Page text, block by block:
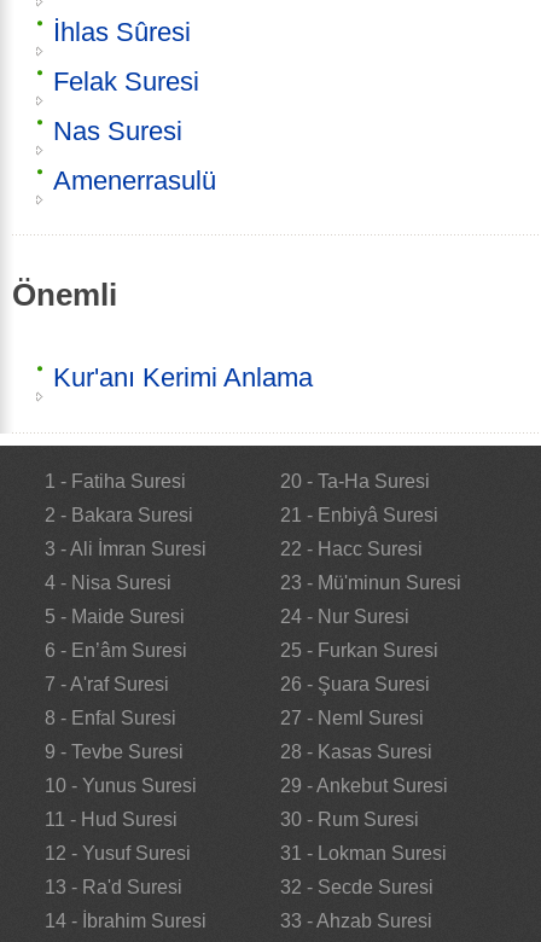
İhlas Sûresi
Felak Suresi
Nas Suresi
Amenerrasulü
Önemli
Kur'anı Kerimi Anlama
1 - Fatiha Suresi
2 - Bakara Suresi
3 - Ali İmran Suresi
4 - Nisa Suresi
5 - Maide Suresi
6 - En’âm Suresi
7 - A'raf Suresi
8 - Enfal Suresi
9 - Tevbe Suresi
10 - Yunus Suresi
11 - Hud Suresi
12 - Yusuf Suresi
13 - Ra'd Suresi
14 - İbrahim Suresi
20 - Ta-Ha Suresi
21 - Enbiyâ Suresi
22 - Hacc Suresi
23 - Mü'minun Suresi
24 - Nur Suresi
25 - Furkan Suresi
26 - Şuara Suresi
27 - Neml Suresi
28 - Kasas Suresi
29 - Ankebut Suresi
30 - Rum Suresi
31 - Lokman Suresi
32 - Secde Suresi
33 - Ahzab Suresi